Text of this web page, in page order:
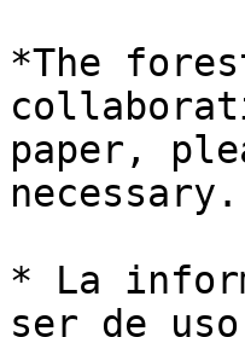
*The
paper,
necessary.
* La
ser de